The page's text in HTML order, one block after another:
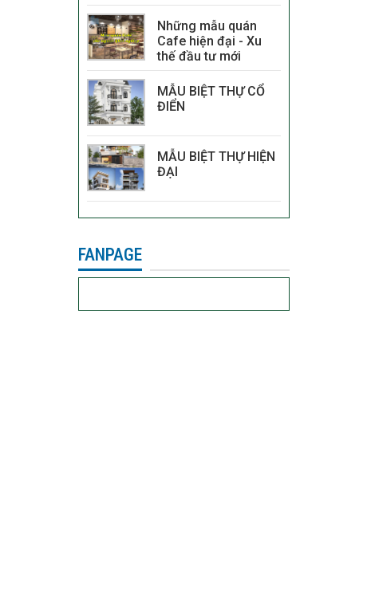
Những mẫu quán
Cafe hiện đại - Xu
thế đầu tư mới
MẪU BIỆT THỰ CỔ
ĐIỂN
MẪU BIỆT THỰ HIỆN
ĐẠI
FANPAGE